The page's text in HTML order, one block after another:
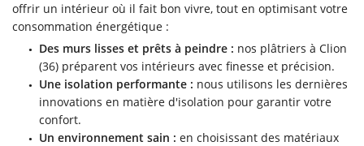
offrir un intérieur où il fait bon vivre, tout en optimisant votre
consommation énergétique :
Des murs lisses et prêts à peindre : nos plâtriers à Clion
(36) préparent vos intérieurs avec finesse et précision.
Une isolation performante : nous utilisons les dernières
innovations en matière d'isolation pour garantir votre
confort.
Un environnement sain : en choisissant des matériaux